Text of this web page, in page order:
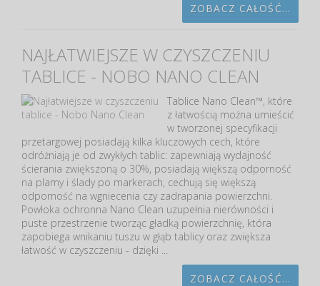
ZOBACZ CAŁOŚĆ...
NAJŁATWIEJSZE W CZYSZCZENIU
TABLICE - NOBO NANO CLEAN
Tablice Nano Clean™, które
z łatwością można umieścić
w tworzonej specyfikacji
przetargowej posiadają kilka kluczowych cech, które
odróżniają je od zwykłych tablic: zapewniają wydajność
ścierania zwiększoną o 30%, posiadają większą odporność
na plamy i ślady po markerach, cechują się większą
odporność na wgniecenia czy zadrapania powierzchni.
Powłoka ochronna Nano Clean uzupełnia nierówności i
puste przestrzenie tworząc gładką powierzchnię, która
zapobiega wnikaniu tuszu w głąb tablicy oraz zwiększa
łatwość w czyszczeniu - dzięki ...
ZOBACZ CAŁOŚĆ...